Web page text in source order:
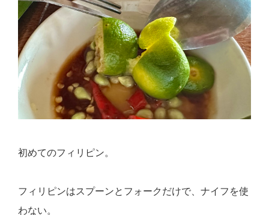
初めてのフィリピン。
フィリピンはスプーンとフォークだけで、ナイフを使
わない。